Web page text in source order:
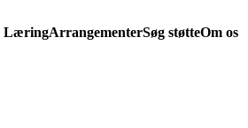
LæringArrangementerSøg støtteOm os